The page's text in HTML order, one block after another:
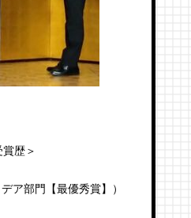
歴＞
ア部門【最優秀賞】）